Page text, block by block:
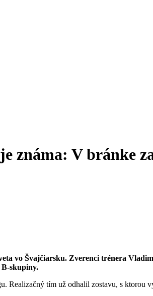
známa: V bránke
vo Švajčiarsku. Zverenci trénera
skupiny.
Realizačný tím už odhalil zostavu, s ktorou